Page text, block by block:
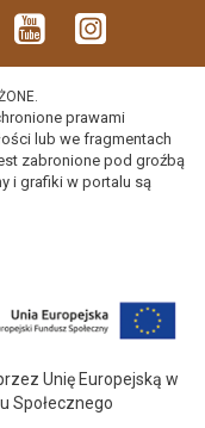
prawami
lub we fragmentach
zabronione pod groźbą
i grafiki w portalu są
Unię Europejską w
Społecznego